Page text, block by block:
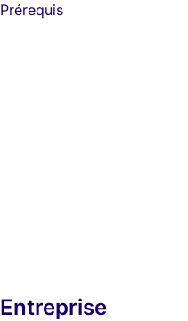
Prérequis
Entreprise